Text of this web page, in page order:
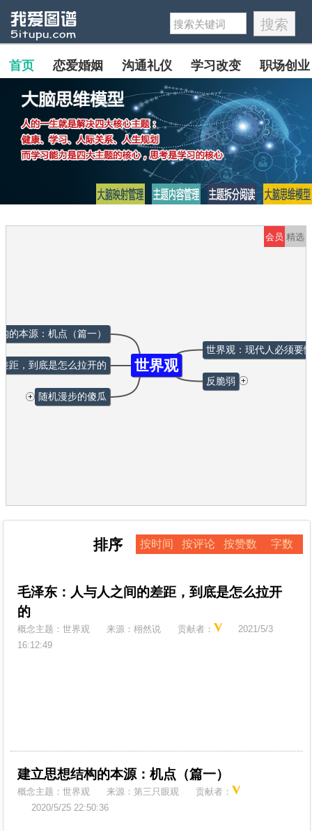
首页 恋爱婚姻 沟通礼仪 学习改变 职场创业
精选
会员
世界观
的本源：机点（篇一）
世界观：现代人必须要
距，到底是怎么拉开的
+
反脆弱
+ 随机漫步的傻瓜
字数
按赞数
按评论
按时间
排序
毛泽东：人与人之间的差距，到底是怎么拉开
的
概念主题：世界观 来源：栩然说 贡献者：
2021/5/3
16:12:49
建立思想结构的本源：机点（篇一）
概念主题：世界观 来源：第三只眼观
贡献者：
2020/5/25 22:50:36